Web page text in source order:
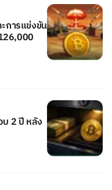
การแข่งขัน
บ 2 ปี หลัง